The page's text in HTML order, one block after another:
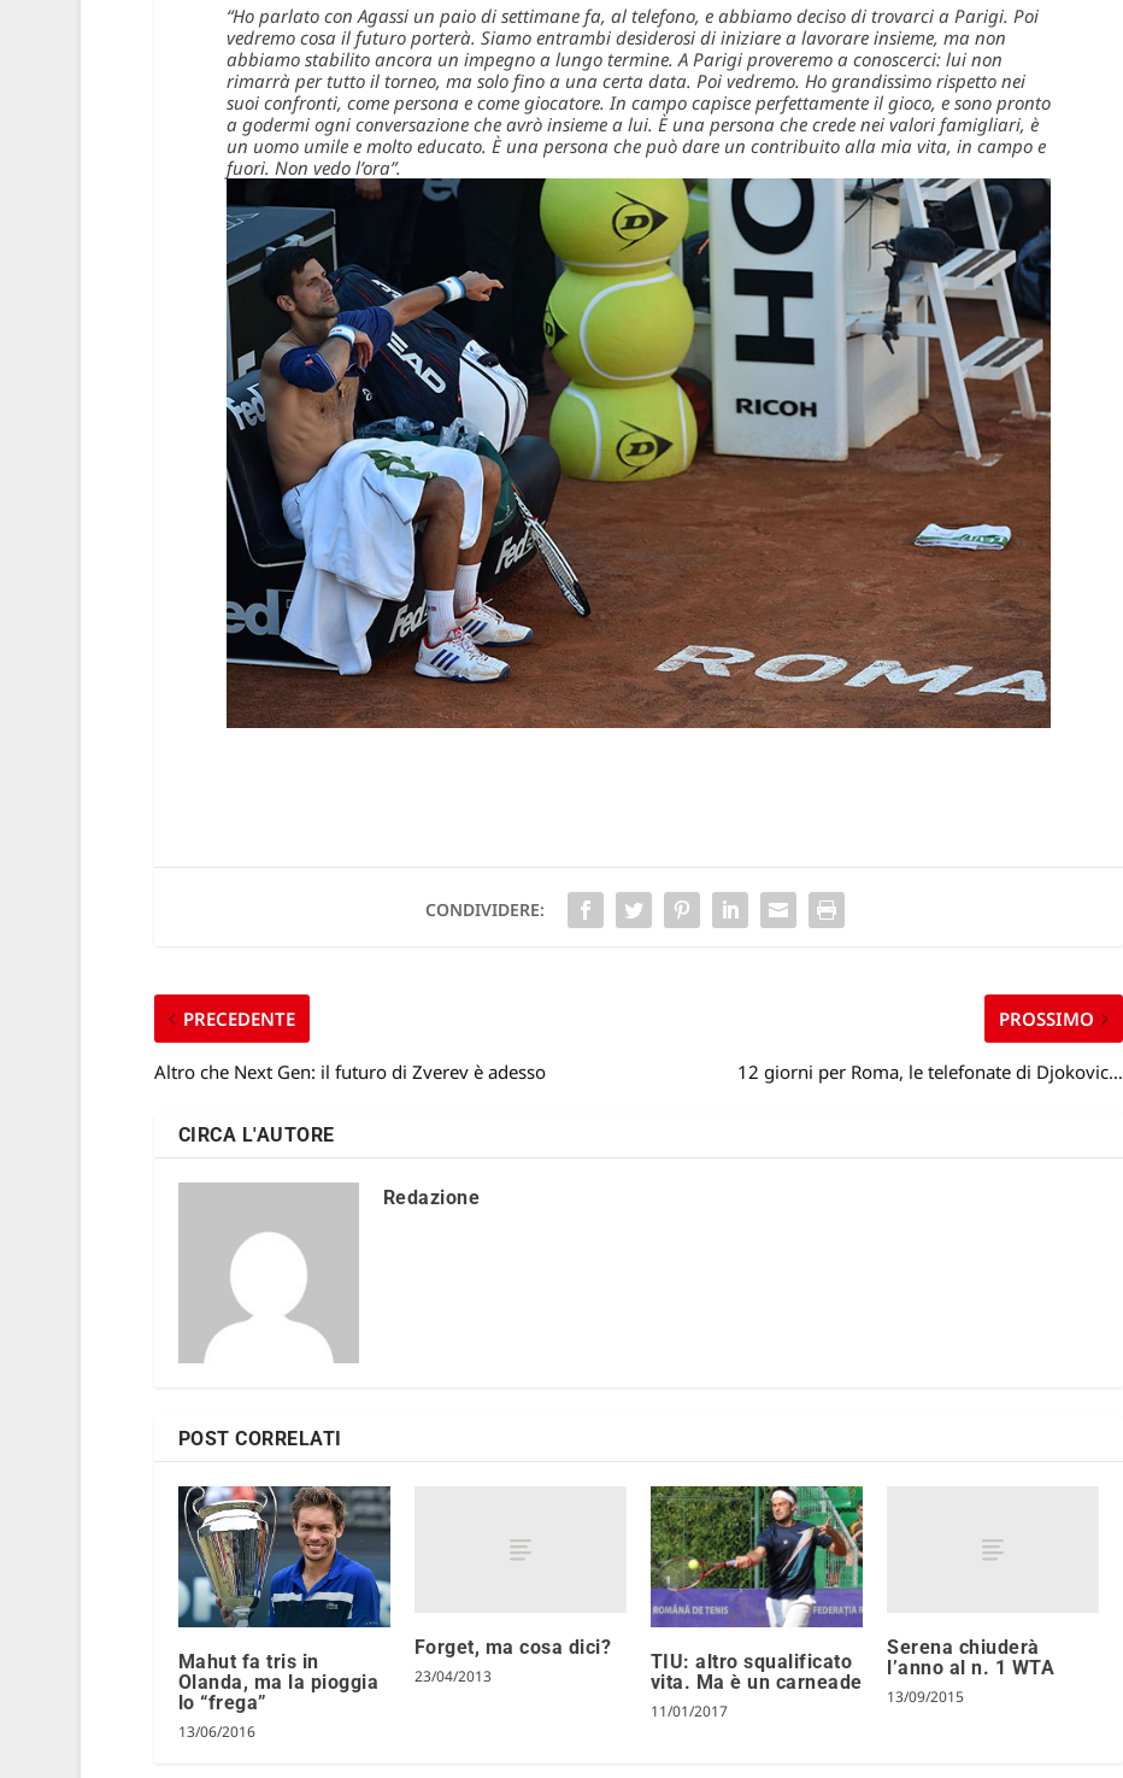
“Ho parlato con Agassi un paio di settimane fa, al telefono, e abbiamo deciso di trovarci a Parigi. Poi
vedremo cosa il futuro porterà. Siamo entrambi desiderosi di iniziare a lavorare insieme, ma non
abbiamo stabilito ancora un impegno a lungo termine. A Parigi proveremo a conoscerci: lui non
rimarrà per tutto il torneo, ma solo fino a una certa data. Poi vedremo. Ho grandissimo rispetto nei
suoi confronti, come persona e come giocatore. In campo capisce perfettamente il gioco, e sono pronto
a godermi ogni conversazione che avrò insieme a lui. È una persona che crede nei valori famigliari, è
un uomo umile e molto educato. È una persona che può dare un contribuito alla mia vita, in campo e
fuori. Non vedo l’ora”.
CONDIVIDERE:
PRECEDENTE
Altro che Next Gen: il futuro di Zverev è adesso
PROSSIMO
12 giorni per Roma, le telefonate di Djokovic…
CIRCA L'AUTORE
Redazione
POST CORRELATI
Mahut fa tris in
Olanda, ma la pioggia
lo “frega”
13/06/2016
Forget, ma cosa dici?
23/04/2013
TIU: altro squalificato
vita. Ma è un carneade
11/01/2017
Serena chiuderà
l’anno al n. 1 WTA
13/09/2015